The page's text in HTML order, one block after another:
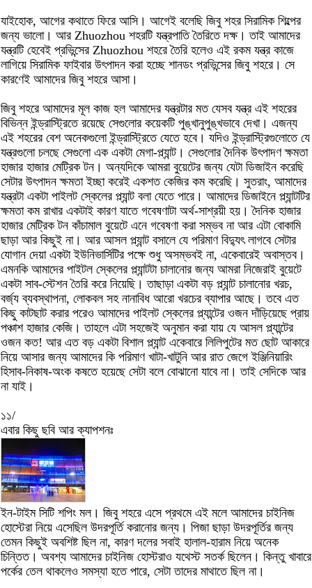
যাইহোক, আগের কথাতে ফিরে আসি। আগেই বলেছি জিবু শহর সিরামিক শিল্পের
জন্য ভালো। আর Zhuozhou শহরটি যন্ত্রপাতি তৈরিতে দক্ষ। তাই আমাদের
যন্ত্রটি হেবেই প্রভিন্সের Zhuozhou শহরে তৈরি হলেও এই রকম যন্ত্র কাজে
লাগিয়ে সিরামিক ফাইবার উৎপাদন করা হচ্ছে শানডং প্রভিন্সের জিবু শহরে। সে
কারণেই আমাদের জিবু শহরে আসা।
জিবু শহরে আমাদের মূল কাজ হল আমাদের যন্ত্রটার মত যেসব যন্ত্র এই শহরের
বিভিন্ন ইন্ড্রাস্ট্রিতে রয়েছে সেগুলোর কয়েকটি পুঙ্খানুপুঙ্খভাবে দেখা। এজন্য
এই শহরের বেশ অনেকগুলো ইন্ড্রাস্ট্রিতে যেতে হবে। যদিও ইন্ড্রাস্ট্রিগুলোতে যে
যন্ত্রগুলো চলছে সেগুলো এক একটা মেগা-প্ল্যান্ট। সেগুলোর দৈনিক উৎপাদণ ক্ষমতা
হাজার হাজার মেট্রিক টন। অন্যদিকে আমরা বুয়েটের জন্য যেটা ডিজাইন করেছি
সেটার উৎপাদন ক্ষমতা ইচ্ছা করেই একশত কেজির কম করেছি। সুতরাং, আমাদের
যন্ত্রটা একটা পাইলট স্কেলের প্ল্যান্ট বলা যেতে পারে। আমাদের ডিজাইনে প্ল্যান্টটির
ক্ষমতা কম রাখার একটাই কারণ যাতে গবেষণাটা অর্থ-সাশ্রয়ী হয়। দৈনিক হাজার
হাজার মেট্রিক টন কাঁচামাল বুয়েটে এনে গবেষণা করা সম্ভব না আর এটা বোকামি
ছাড়া আর কিছুই না। আর আসল প্ল্যান্ট বসালে যে পরিমাণ বিদ্যুৎ লাগবে সেটার
যোগান দেয়া একটা ইউনিভার্সিটির পক্ষে শুধু অসম্ভবই না, একেবারেই অবাস্তব।
এমনকি আমাদের পাইটল স্কেলের প্ল্যান্টটা চালানোর জন্য আমরা নিজেরাই বুয়েটে
একটা সাব-স্টেশন তৈরি করে নিয়েছি। তাছাড়া একটা বড় প্ল্যান্ট চালানোর খরচ,
বর্জ্য ব্যবস্থাপনা, লোকবল সহ নানাবিধ আরো খরচের ব্যাপার আছে। তবে এত
কিছু কাটছাট করার পরেও আমাদের পাইলট স্কেলের প্ল্যান্টের ওজন দাঁড়িয়েছে প্রায়
পঞ্চাশ হাজার কেজি। তাহলে এটা সহজেই অনুমান করা যায় যে আসল প্ল্যান্টের
ওজন কত! আর এত বড় একটা বিশাল প্ল্যান্ট একেবারে লিলিপুটের মত ছোট আকারে
নিয়ে আসার জন্য আমাদের কি পরিমাণ খাটা-খাটুনি আর রাত জেগে ইঞ্জিনিয়ারিং
হিসাব-নিকাষ-অংক কষতে হয়েছে সেটা বলে বোঝানো যাবে না। তাই সেদিকে আর
না যাই।
১১/
এবার কিছু ছবি আর ক্যাপশনঃ
ইন-টাইম সিটি শপিং মল। জিবু শহরে এসে প্রথমে এই মলে আমাদের চাইনিজ
হোস্টেরা নিয়ে এসেছিল উদরপূর্তি করানোর জন্য। পিজা ছাড়া উদরপূর্তির জন্য
তেমন কিছুই অবশিষ্ট ছিল না, কারণ দলের সবাই হালাল-হারাম নিয়ে অনেক
চিন্তিত। অবশ্য আমাদের চাইনিজ হোস্টরাও যথেস্ট সতর্ক ছিলেন। কিন্তু খাবারে
পর্কের তেল থাকলেও সমস্যা হতে পারে, সেটা তাদের মাথাতে ছিল না।